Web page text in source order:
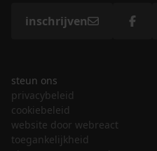
inschrijven
steun ons
privacybeleid
cookiebeleid
website door webreact
toegankelijkheid